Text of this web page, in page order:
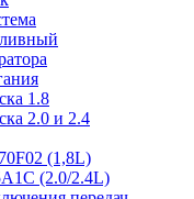
1.8
2.0 и 2.4
(1,8L)
(2.0/2.4L)